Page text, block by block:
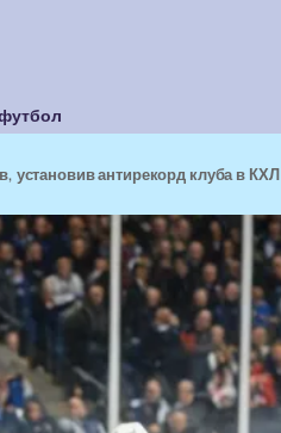
установив антирекорд клуба в КХЛ